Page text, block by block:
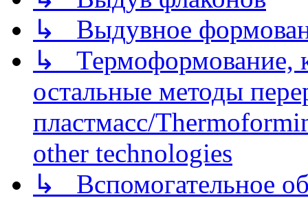
↳ Выдувное
↳ Термоформование,
остальные методы
пластмасс/
other technologies
↳ Вспомогательное